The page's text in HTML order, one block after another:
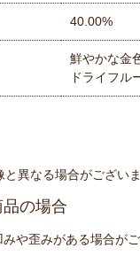
40.00%
鮮やかな金
ドライフル
異なる場合がござい
の場合
や歪みがある場合が